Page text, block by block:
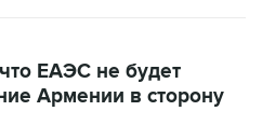
ЕАЭС не будет
Армении в сторону